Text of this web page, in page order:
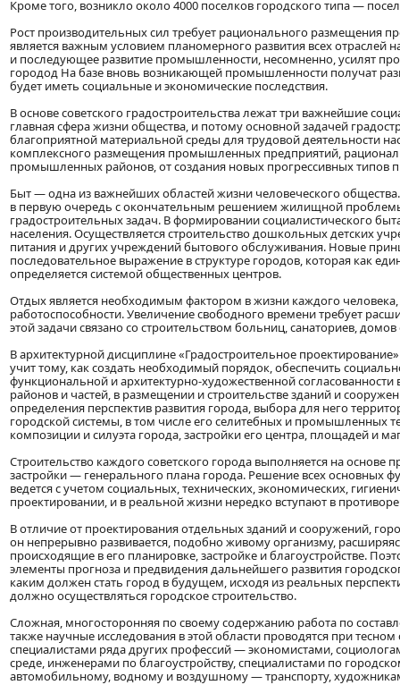
Кроме того, возникло около 4000 поселков городского типа —
Рост производительных сил требует рационального размещения
является важным условием планомерного развития всех отраслей
и последующее развитие промышленности, несомненно, усилят
городод На базе вновь возникающей промышленности получат
будет иметь социальные и экономические последствия.
В основе советского градостроительства лежат три важнейшие
главная сфера жизни общества, и потому основной задачей
благоприятной материальной среды для трудовой деятельности
комплексного размещения промышленных предприятий,
промышленных районов, от создания новых прогрессивных типов
Быт — одна из важнейших областей жизни человеческого
в первую очередь с окончательным решением жилищной
градостроительных задач. В формировании социалистического
населения. Осуществляется строительство дошкольных детских
питания и других учреждений бытового обслуживания. Новые
последовательное выражение в структуре городов, которая как
определяется системой общественных центров.
Отдых является необходимым фактором в жизни каждого
работоспособности. Увеличение свободного времени требует
этой задачи связано со строительством больниц, санаториев,
В архитектурной дисциплине «Градостроительное
учит тому, как создать необходимый порядок, обеспечить
функциональной и архитектурно-художественной
районов и частей, в размещении и строительстве зданий и
определения перспектив развития города, выбора для него
городской системы, в том числе его селитебных и промышленных
композиции и силуэта города, застройки его центра, площадей и
Строительство каждого советского города выполняется на основе
застройки — генерального плана города. Решение всех основных
ведется с учетом социальных, технических, экономических,
проектировании, и в реальной жизни нередко вступают в
В отличие от проектирования отдельных зданий и сооружений,
он непрерывно развивается, подобно живому организму,
происходящие в его планировке, застройке и благоустройстве.
элементы прогноза и предвидения дальнейшего развития
каким должен стать город в будущем, исходя из реальных
должно осуществляться городское строительство.
Сложная, многосторонняя по своему содержанию работа по
также научные исследования в этой области проводятся при
специалистами ряда других профессий — экономистами,
среде, инженерами по благоустройству, специалистами по
автомобильному, водному и воздушному — транспорту,